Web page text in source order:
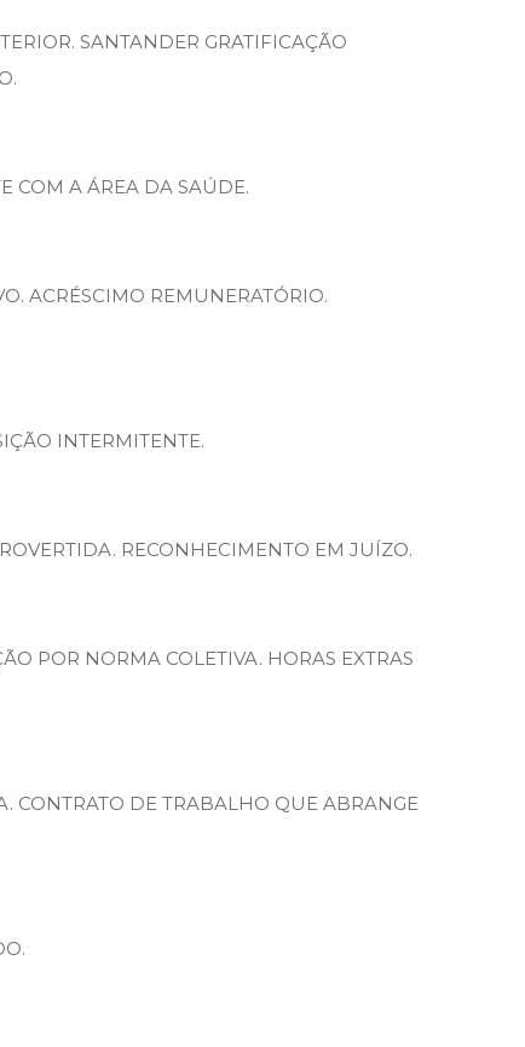
SANTANDER GRATIFICAÇÃO
COM A ÁREA DA SAÚDE.
ACRÉSCIMO REMUNERATÓRIO.
INTERMITENTE.
RECONHECIMENTO EM JUÍZO.
POR NORMA COLETIVA. HORAS EXTRAS
CONTRATO DE TRABALHO QUE ABRANGE